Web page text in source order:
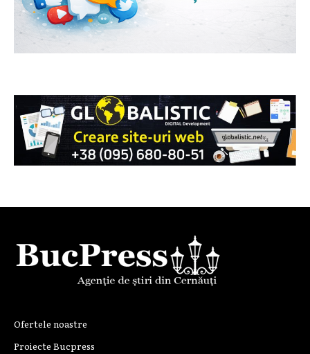
Ofertele noastre
Proiecte Bucpress